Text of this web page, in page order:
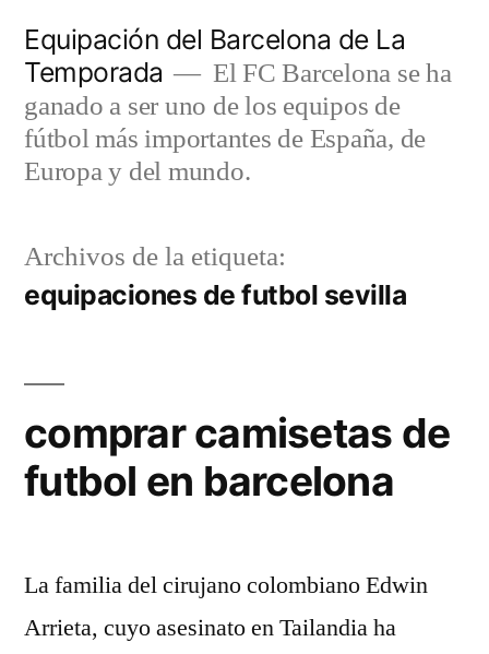
contenido
Equipación del Barcelona de La
Temporada
El FC Barcelona se ha
ganado a ser uno de los equipos de
fútbol más importantes de España, de
Europa y del mundo.
Archivos de la etiqueta:
equipaciones de futbol sevilla
comprar camisetas de
futbol en barcelona
La familia del cirujano colombiano Edwin
Arrieta, cuyo asesinato en Tailandia ha